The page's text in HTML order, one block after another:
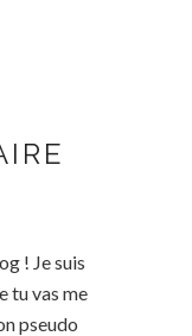
! Je suis
tu vas me
pseudo